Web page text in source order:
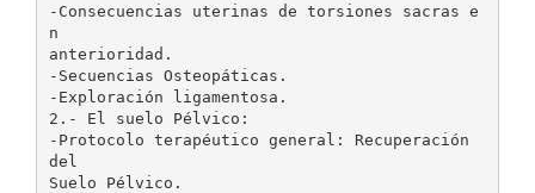
-Consecuencias uterinas de torsiones sacras e
n
anterioridad.
-Secuencias Osteopáticas.
-Exploración ligamentosa.
2.- El suelo Pélvico:
-Protocolo terapéutico general: Recuperación
del
Suelo Pélvico.